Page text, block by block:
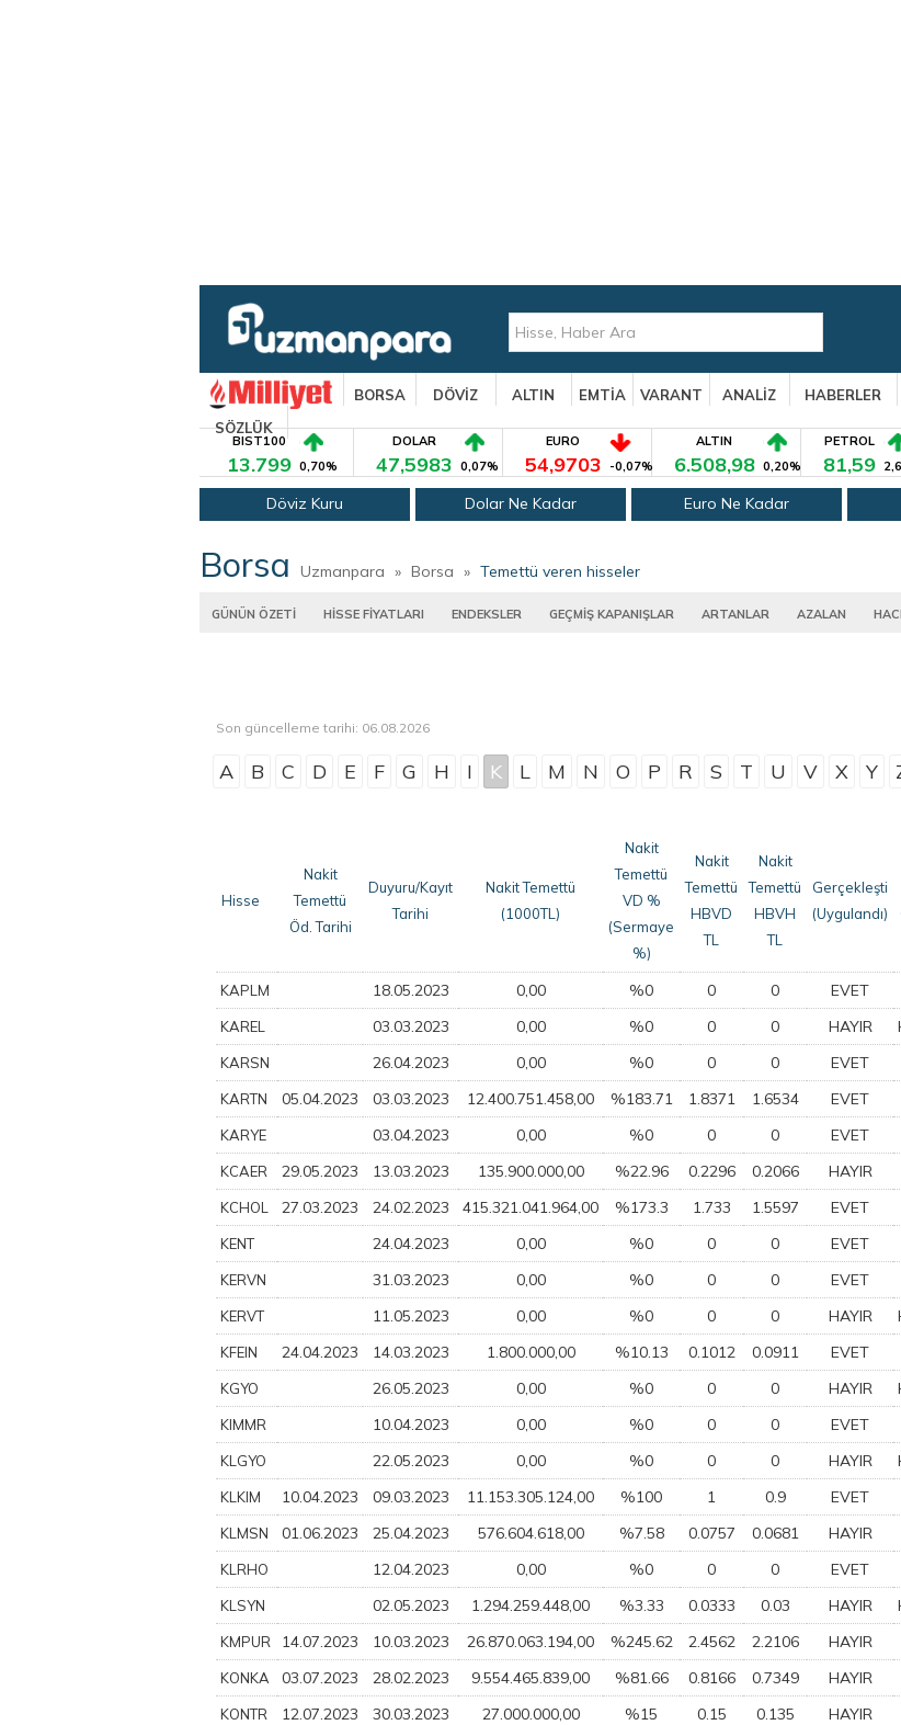
BORSA DÖVİZ ALTIN EMTİA VARANT ANALİZ HABERLER
SÖZLÜK
BIST100
13.799 0,70%
DOLAR
47,5983 0,07%
EURO
54,9703 -0,07%
ALTIN
6.508,98 0,20%
PETROL
81,59
Döviz Kuru Dolar Ne Kadar Euro Ne Kadar
Borsa Uzmanpara » Borsa » Temettü veren hisseler
GÜNÜN ÖZETİ HİSSE FİYATLARI ENDEKSLER GEÇMİŞ KAPANIŞLAR ARTANLAR AZALAN
Son güncelleme tarihi: 06.08.2026
A B C D E F G H I K L M N O P R S T U V X Y
Hisse
Nakit
Temettü
Öd. Tarihi
Duyuru/Kayıt
Tarihi
Nakit Temettü
(1000TL)
Nakit
Temettü
VD %
(Sermaye
%)
Nakit
Temettü
HBVD
TL
Nakit
Temettü
HBVH
TL
Gerçekleşti
(Uygulandı)
KAPLM 18.05.2023 0,00 %0 0 0 EVET
KAREL 03.03.2023 0,00 %0 0 0 HAYIR
KARSN 26.04.2023 0,00 %0 0 0 EVET
KARTN 05.04.2023 03.03.2023 12.400.751.458,00 %183.71 1.8371 1.6534 EVET
KARYE 03.04.2023 0,00 %0 0 0 EVET
KCAER 29.05.2023 13.03.2023 135.900.000,00 %22.96 0.2296 0.2066 HAYIR
KCHOL 27.03.2023 24.02.2023 415.321.041.964,00 %173.3 1.733 1.5597 EVET
KENT 24.04.2023 0,00 %0 0 0 EVET
KERVN 31.03.2023 0,00 %0 0 0 EVET
KERVT 11.05.2023 0,00 %0 0 0 HAYIR
KFEIN 24.04.2023 14.03.2023 1.800.000,00 %10.13 0.1012 0.0911 EVET
KGYO 26.05.2023 0,00 %0 0 0 HAYIR
KIMMR 10.04.2023 0,00 %0 0 0 EVET
KLGYO 22.05.2023 0,00 %0 0 0 HAYIR
KLKIM 10.04.2023 09.03.2023 11.153.305.124,00 %100 1 0.9 EVET
KLMSN 01.06.2023 25.04.2023 576.604.618,00 %7.58 0.0757 0.0681 HAYIR
KLRHO 12.04.2023 0,00 %0 0 0 EVET
KLSYN 02.05.2023 1.294.259.448,00 %3.33 0.0333 0.03 HAYIR
KMPUR 14.07.2023 10.03.2023 26.870.063.194,00 %245.62 2.4562 2.2106 HAYIR
KONKA 03.07.2023 28.02.2023 9.554.465.839,00 %81.66 0.8166 0.7349 HAYIR
KONTR 12.07.2023 30.03.2023 27.000.000,00 %15 0.15 0.135 HAYIR